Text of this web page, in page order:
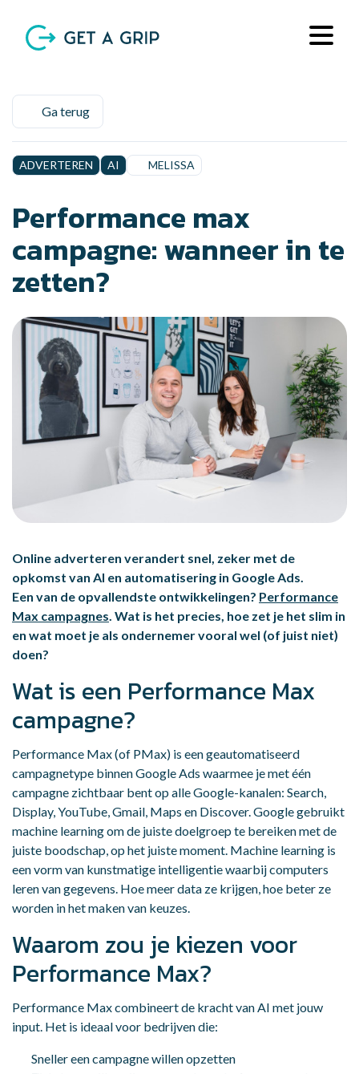
Ga terug
ADVERTEREN AI MELISSA
Performance max
campagne: wanneer in te
zetten?
Online adverteren verandert snel, zeker met de
opkomst van AI en automatisering in Google Ads
Een van de opvallendste ontwikkelingen? Performance
Max campagnes . Wat is het precies, hoe zet je het slim in
en wat moet je als ondernemer vooral wel (of juist niet)
doen?
Wat is een Performance Max
campagne?
Performance Max (of PMax) is een geautomatiseerd
campagnetype binnen Google Ads waarmee je met één
campagne zichtbaar bent op alle Google-kanalen: Search,
Display, YouTube, Gmail, Maps en Discover. Google gebruikt
machine learning om de juiste doelgroep te bereiken met de
juiste boodschap, op het juiste moment. Machine learning is
een vorm van kunstmatige intelligentie waarbij computers
leren van gegevens. Hoe meer data ze krijgen, hoe beter ze
worden in het maken van keuzes.
Waarom zou je kiezen voor
Performance Max?
Performance Max combineert de kracht van AI met jouw
input. Het is ideaal voor bedrijven die:
Sneller een campagne willen opzetten